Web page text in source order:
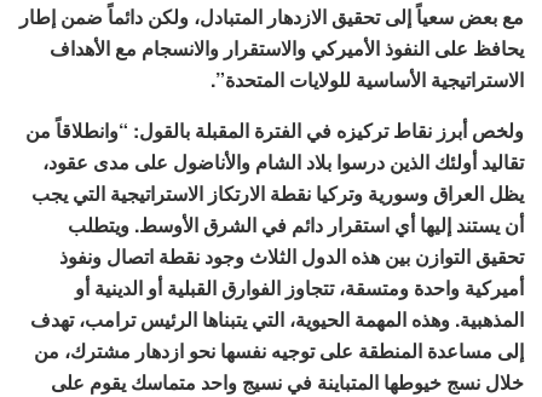
مع بعض سعياً إلى تحقيق الازدهار المتبادل، ولكن دائماً ضمن إطار
يحافظ على النفوذ الأميركي والاستقرار والانسجام مع الأهداف
الاستراتيجية الأساسية للولايات المتحدة”.
ولخص أبرز نقاط تركيزه في الفترة المقبلة بالقول: “وانطلاقاً من
تقاليد أولئك الذين درسوا بلاد الشام والأناضول على مدى عقود،
يظل العراق وسورية وتركيا نقطة الارتكاز الاستراتيجية التي يجب
أن يستند إليها أي استقرار دائم في الشرق الأوسط. ويتطلب
تحقيق التوازن بين هذه الدول الثلاث وجود نقطة اتصال ونفوذ
أميركية واحدة ومتسقة، تتجاوز الفوارق القبلية أو الدينية أو
المذهبية. وهذه المهمة الحيوية، التي يتبناها الرئيس ترامب، تهدف
إلى مساعدة المنطقة على توجيه نفسها نحو ازدهار مشترك، من
خلال نسج خيوطها المتباينة في نسيج واحد متماسك يقوم على